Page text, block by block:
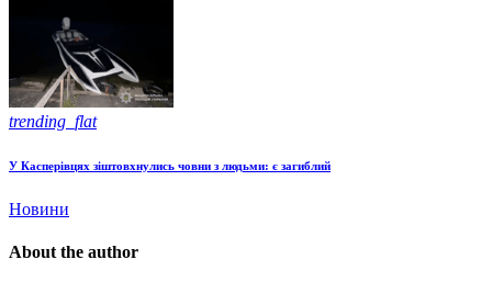
trending_flat
У Касперівцях зіштовхнулись човни з людьми: є загиблий
Новини
About the author